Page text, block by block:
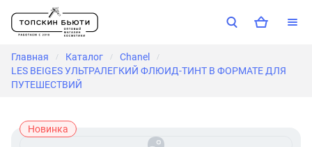
Главная / Каталог / Chanel /
LES BEIGES УЛЬТРАЛЕГКИЙ ФЛЮИД-ТИНТ В ФОРМАТЕ ДЛЯ
ПУТЕШЕСТВИЙ
Новинка